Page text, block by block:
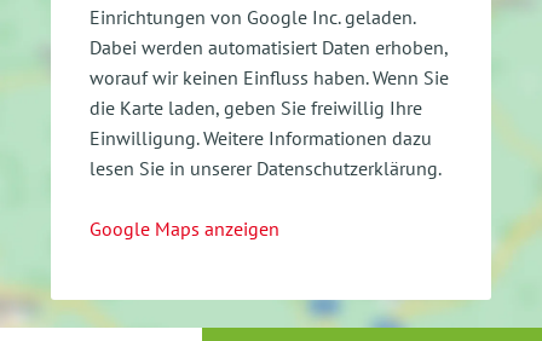
Einrichtungen von Google Inc. geladen.
Dabei werden automatisiert Daten erhoben,
worauf wir keinen Einfluss haben. Wenn Sie
die Karte laden, geben Sie freiwillig Ihre
Einwilligung. Weitere Informationen dazu
lesen Sie in unserer Datenschutzerklärung.
Google Maps anzeigen